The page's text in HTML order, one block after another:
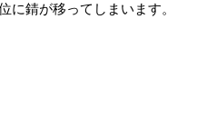
に錆が移ってしまいます。